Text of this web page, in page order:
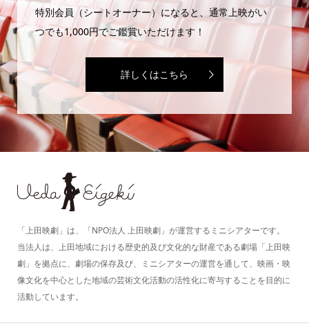
特別会員（シートオーナー）になると、通常上映がい
つでも1,000円でご鑑賞いただけます！
詳しくはこちら
「上田映劇」は、「NPO法人 上田映劇」が運営するミニシアターです。
当法人は、上田地域における歴史的及び文化的な財産である劇場「上田映
劇」を拠点に、劇場の保存及び、ミニシアターの運営を通して、映画・映
像文化を中心とした地域の芸術文化活動の活性化に寄与することを目的に
活動しています。